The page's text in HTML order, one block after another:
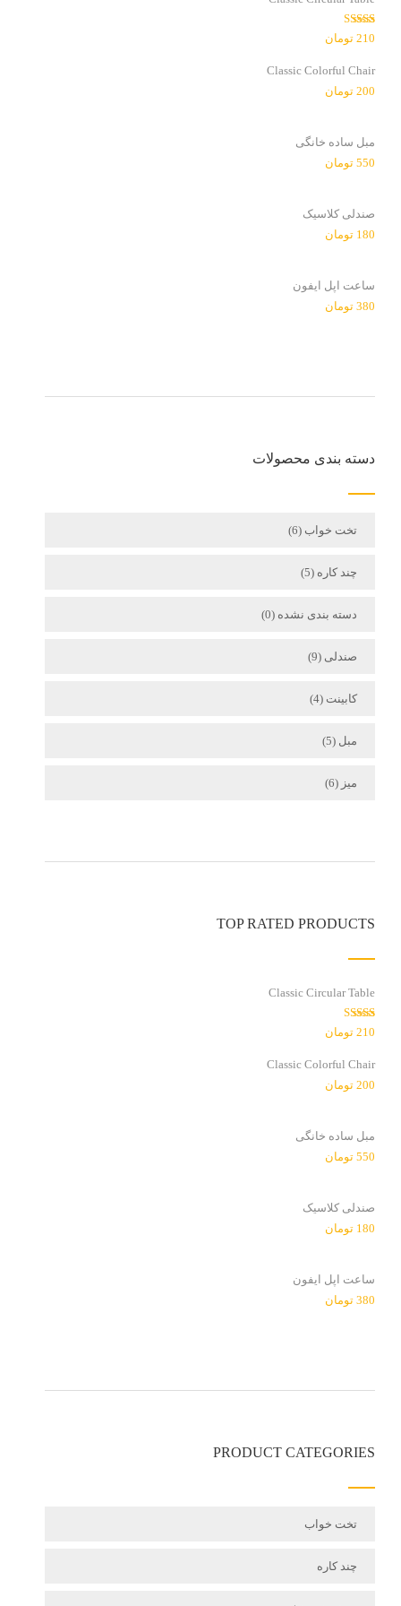
امتیاز
از
210 تومان
Classic Colorful Chair
200 تومان
مبل ساده خانگی
550 تومان
صندلی کلاسیک
180 تومان
ساعت اپل ایفون
380 تومان
دسته بندی محصولات
تخت خواب (6)
چند کاره (5)
دسته بندی نشده (0)
صندلی (9)
کابینت (4)
مبل (5)
میز (6)
TOP RATED PRODUCTS
Classic Circular Table
امتیاز
از
210 تومان
Classic Colorful Chair
200 تومان
مبل ساده خانگی
550 تومان
صندلی کلاسیک
180 تومان
ساعت اپل ایفون
380 تومان
PRODUCT CATEGORIES
تخت خواب
چند کاره